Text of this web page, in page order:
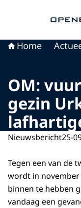
Home
OM:
gezin
Nieuwsbericht25-
Tegen een van de
wordt in
binnen te hebben
vandaag een